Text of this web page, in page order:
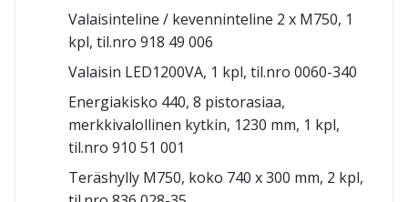
Valaisinteline / kevenninteline 2 x M750, 1
kpl, til.nro 918 49 006
Valaisin LED1200VA, 1 kpl, til.nro 0060-340
Energiakisko 440, 8 pistorasiaa,
merkkivalollinen kytkin, 1230 mm, 1 kpl,
til.nro 910 51 001
Teräshylly M750, koko 740 x 300 mm, 2 kpl,